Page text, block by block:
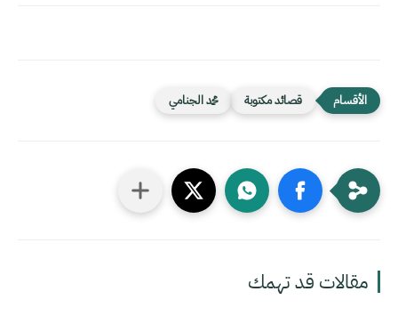
قصائد مكتوبة محمد الجنامي
مقالات قد تهمك